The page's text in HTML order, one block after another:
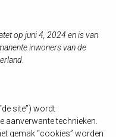
op juni 4, 2024 en is van
inwoners van de
site”) wordt
aanverwante technieken.
gemak “cookies” worden